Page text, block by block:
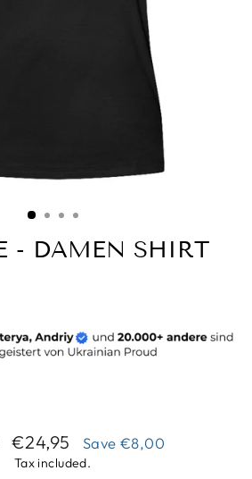
- DAMEN SHIRT
Sale
price
€24,95 Save €8,00
Tax included.